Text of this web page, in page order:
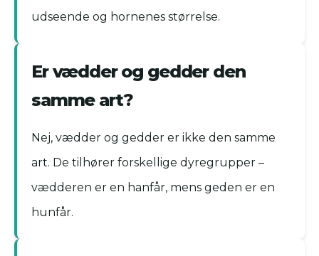
udseende og hornenes størrelse.
Er vædder og gedder den
samme art?
Nej, vædder og gedder er ikke den samme
art. De tilhører forskellige dyregrupper –
vædderen er en hanfår, mens geden er en
hunfår.